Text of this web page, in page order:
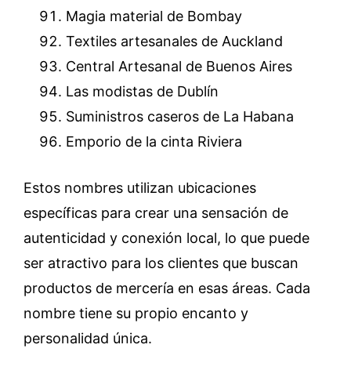
Magia material de Bombay
Textiles artesanales de Auckland
Central Artesanal de Buenos Aires
Las modistas de Dublín
Suministros caseros de La Habana
Emporio de la cinta Riviera
Estos nombres utilizan ubicaciones
específicas para crear una sensación de
autenticidad y conexión local, lo que puede
ser atractivo para los clientes que buscan
productos de mercería en esas áreas. Cada
nombre tiene su propio encanto y
personalidad única.